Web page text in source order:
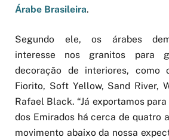
Árabe Brasileira.
Segundo ele, os árabes
interesse nos granitos para
decoração de interiores, como
Fiorito, Soft Yellow, Sand River,
Rafael Black. “Já exportamos
dos Emirados há cerca de quatro
movimento abaixo da nossa